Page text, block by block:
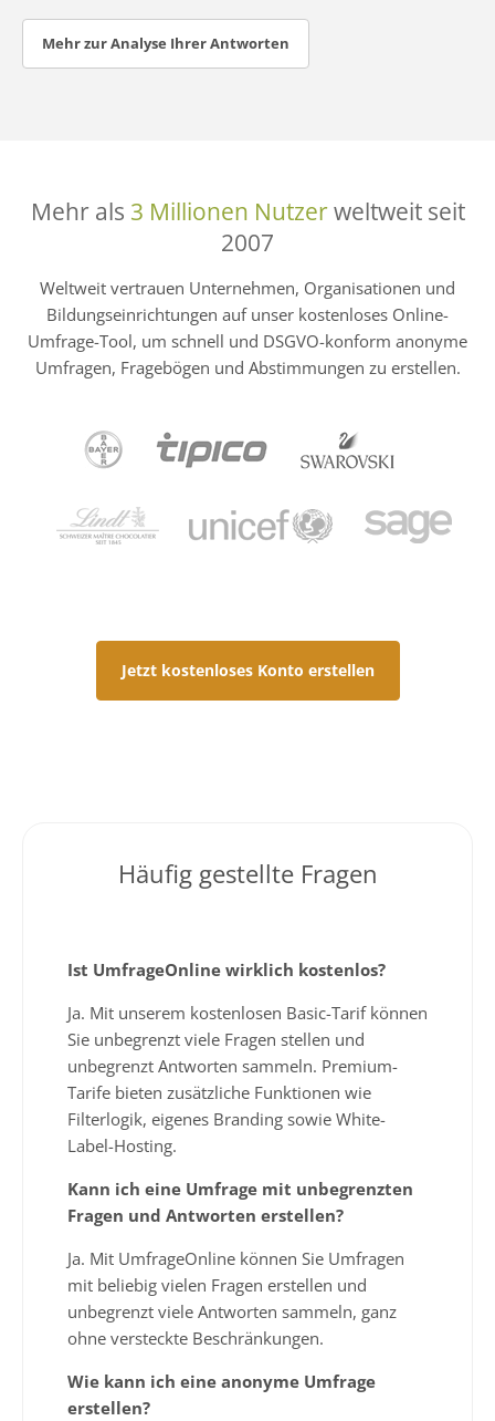
Mehr zur Analyse Ihrer Antworten
Mehr als 3 Millionen Nutzerweltweit seit
2007
Weltweit vertrauen Unternehmen, Organisationen und
Bildungseinrichtungen auf unser kostenloses Online-
Umfrage-Tool, um schnell und DSGVO-konform anonyme
Umfragen, Fragebögen und Abstimmungen zu erstellen.
Jetzt kostenloses Konto erstellen
Häufig gestellte Fragen
Ist UmfrageOnline wirklich kostenlos?
Ja. Mit unserem kostenlosen Basic-Tarif können
Sie unbegrenzt viele Fragen stellen und
unbegrenzt Antworten sammeln. Premium-
Tarife bieten zusätzliche Funktionen wie
Filterlogik, eigenes Branding sowie White-
Label-Hosting.
Kann ich eine Umfrage mit unbegrenzten
Fragen und Antworten erstellen?
Ja. Mit UmfrageOnline können Sie Umfragen
mit beliebig vielen Fragen erstellen und
unbegrenzt viele Antworten sammeln, ganz
ohne versteckte Beschränkungen.
Wie kann ich eine anonyme Umfrage
erstellen?